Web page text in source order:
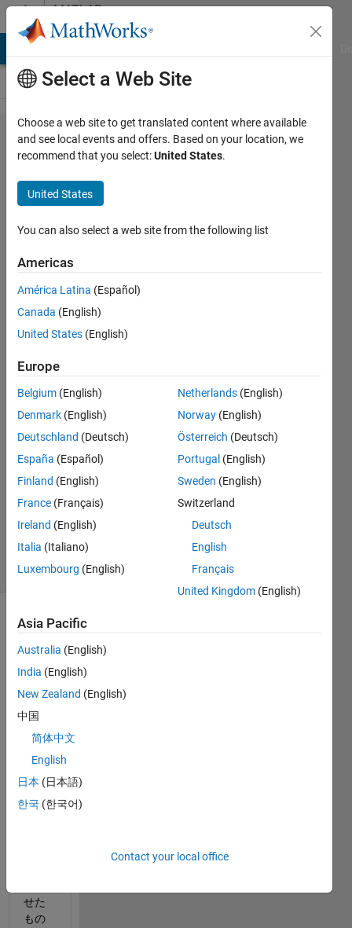
Skip to contentMATLAB
Answers
画像に
おけ
る、最
長の​部
分と最
短の部
分を算​
出する
ことは
す​か。
Nagae
Ryoya
2019
0
Answers
Updated
4 Dec 2019
3 Views
(30 days)
の画
像
は、
matla
bのプ
ログ
せた
もの
Select a Web Site
Choose a web site to get translated content where available
and see local events and offers. Based on your location, we
recommend that you select:United States.
United States
You can also select a web site from the following list
Americas
América Latina (Español)
Canada (English)
United States (English)
Europe
Belgium (English)
Denmark (English)
Deutschland (Deutsch)
España (Español)
Finland (English)
France (Français)
Ireland (English)
Italia (Italiano)
Luxembourg (English)
Netherlands (English)
Norway (English)
Österreich (Deutsch)
Portugal (English)
Sweden (English)
Switzerland
Deutsch
English
Français
United Kingdom (English)
Asia Pacific
Australia (English)
India (English)
New Zealand (English)
中国
简体中文
English
日本 (日本語)
한국 (한국어)
Contact your local office